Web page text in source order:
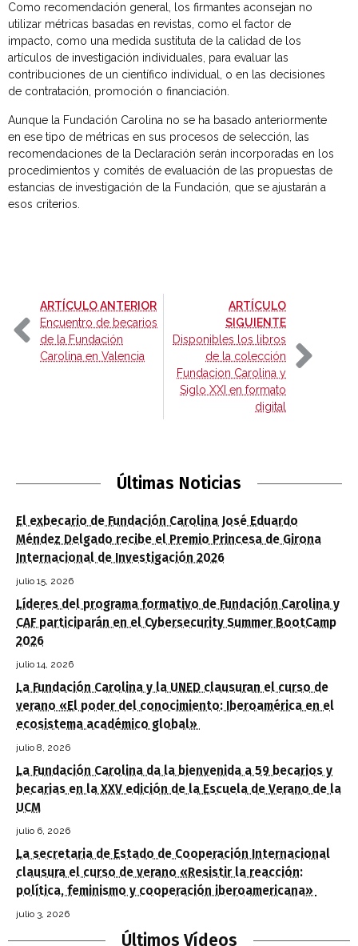
Como recomendación general, los firmantes aconsejan no
utilizar métricas basadas en revistas, como el factor de
impacto, como una medida sustituta de la calidad de los
artículos de investigación individuales, para evaluar las
contribuciones de un científico individual, o en las decisiones
de contratación, promoción o financiación.
Aunque la Fundación Carolina no se ha basado anteriormente
en ese tipo de métricas en sus procesos de selección, las
recomendaciones de la Declaración serán incorporadas en los
procedimientos y comités de evaluación de las propuestas de
estancias de investigación de la Fundación, que se ajustarán a
esos criterios.
ARTÍCULO ANTERIOR-
Encuentro de becarios
de la Fundación
Carolina en Valencia
ARTÍCULO
SIGUIENTE-
Disponibles los libros
de la colección
Fundacion Carolina y
Siglo XXI en formato
digital
Últimas Noticias
El exbecario de Fundación Carolina José Eduardo
Méndez Delgado recibe el Premio Princesa de Girona
Internacional de Investigación 2026
julio 15, 2026
Líderes del programa formativo de Fundación Carolina y
CAF participarán en el Cybersecurity Summer BootCamp
2026
julio 14, 2026
La Fundación Carolina y la UNED clausuran el curso de
verano «El poder del conocimiento: Iberoamérica en el
ecosistema académico global»
julio 8, 2026
La Fundación Carolina da la bienvenida a 59 becarios y
becarias en la XXV edición de la Escuela de Verano de la
UCM
julio 6, 2026
La secretaria de Estado de Cooperación Internacional
clausura el curso de verano «Resistir la reacción:
política, feminismo y cooperación iberoamericana»
julio 3, 2026
Últimos Vídeos